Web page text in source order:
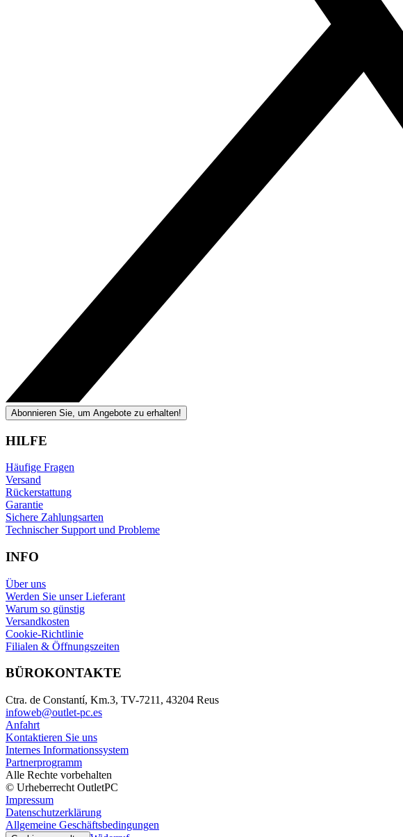
Abonnieren Sie, um Angebote zu erhalten!
HILFE
Häufige Fragen
Versand
Rückerstattung
Garantie
Sichere Zahlungsarten
Technischer Support und Probleme
INFO
Über uns
Werden Sie unser Lieferant
Warum so günstig
Versandkosten
Cookie-Richtlinie
Filialen & Öffnungszeiten
BÜROKONTAKTE
Ctra. de Constantí, Km.3, TV-7211, 43204 Reus
infoweb@outlet-pc.es
Anfahrt
Kontaktieren Sie uns
Internes Informationssystem
Partnerprogramm
Alle Rechte vorbehalten
© Urheberrecht OutletPC
Impressum
Datenschutzerklärung
Allgemeine Geschäftsbedingungen